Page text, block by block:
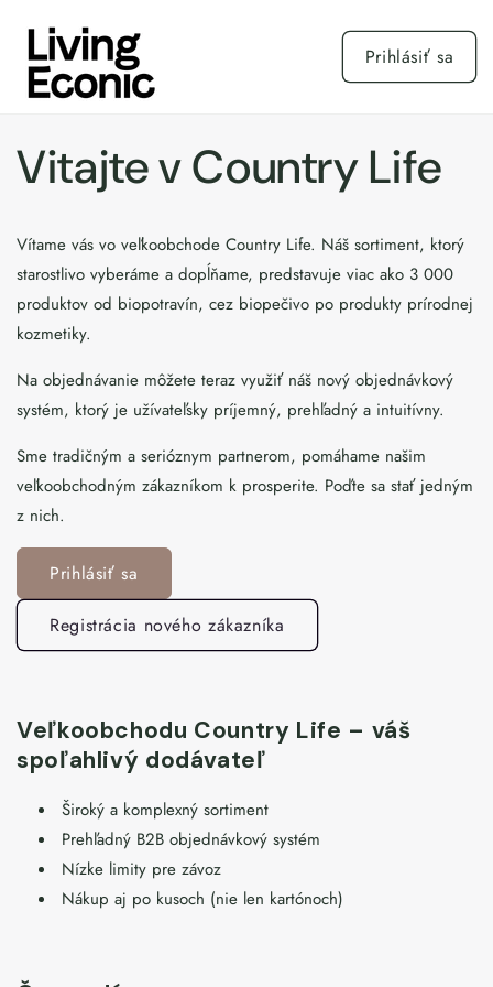
na
obsah
Prihlásiť sa
Vitajte v Country Life
Vítame vás vo veľkoobchode Country Life. Náš sortiment, ktorý
starostlivo vyberáme a dopĺňame, predstavuje viac ako 3 000
produktov od biopotravín, cez biopečivo po produkty prírodnej
kozmetiky.
Na objednávanie môžete teraz využiť náš nový objednávkový
systém, ktorý je užívateľsky príjemný, prehľadný a intuitívny.
Sme tradičným a serióznym partnerom, pomáhame našim
veľkoobchodným zákazníkom k prosperite. Poďte sa stať jedným
z nich.
Prihlásiť sa
Registrácia nového zákazníka
Veľkoobchodu Country Life – váš
spoľahlivý dodávateľ
Široký a komplexný sortiment
Prehľadný B2B objednávkový systém
Nízke limity pre závoz
Nákup aj po kusoch (nie len kartónoch)